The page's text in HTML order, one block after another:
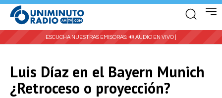
ESCUCHA NUESTRAS EMISORAS: 🔊 AUDIO EN VIVO |
Luis Díaz en el Bayern Munich
¿Retroceso o proyección?